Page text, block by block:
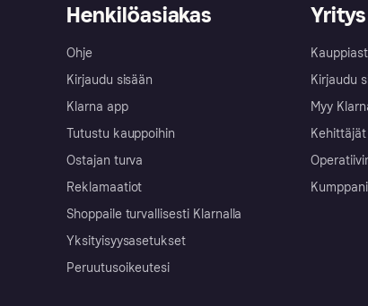
Henkilöasiakas
Ohje
Kirjaudu sisään
Klarna app
Tutustu kauppoihin
Ostajan turva
Reklamaatiot
Shoppaile turvallisesti Klarnalla
Yksityisyysasetukset
Peruutusoikeutesi
Yritys
Kirjaudu
Myy
Kehittäjät